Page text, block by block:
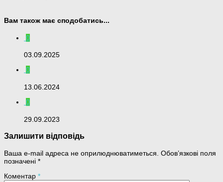
Вам також має сподобатись...
0
03.09.2025
0
13.06.2024
0
29.09.2023
Залишити відповідь
Ваша e-mail адреса не оприлюднюватиметься. Обов’язкові поля
позначені *
Коментар *